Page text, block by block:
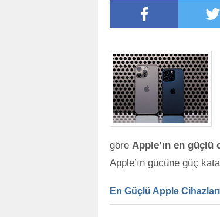
göre Apple’ın en güçlü
Apple’ın gücüne güç
En Güçlü Apple